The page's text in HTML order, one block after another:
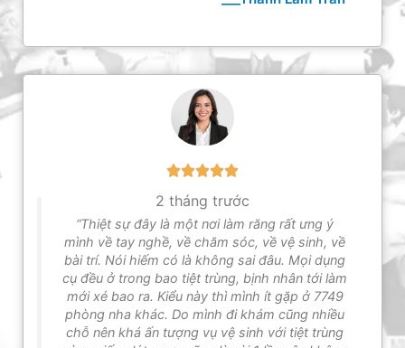
2 tháng trước
“Thiệt sự đây là một nơi làm răng rất ưng ý
mình về tay nghề, về chăm sóc, về vệ sinh, về
bài trí. Nói hiếm có là không sai đâu. Mọi dụng
cụ đều ở trong bao tiệt trùng, bịnh nhân tới làm
mới xé bao ra. Kiểu này thì mình ít gặp ở 7749
phòng nha khác. Do mình đi khám cũng nhiều
chỗ nên khá ấn tượng vụ vệ sinh với tiệt trùng